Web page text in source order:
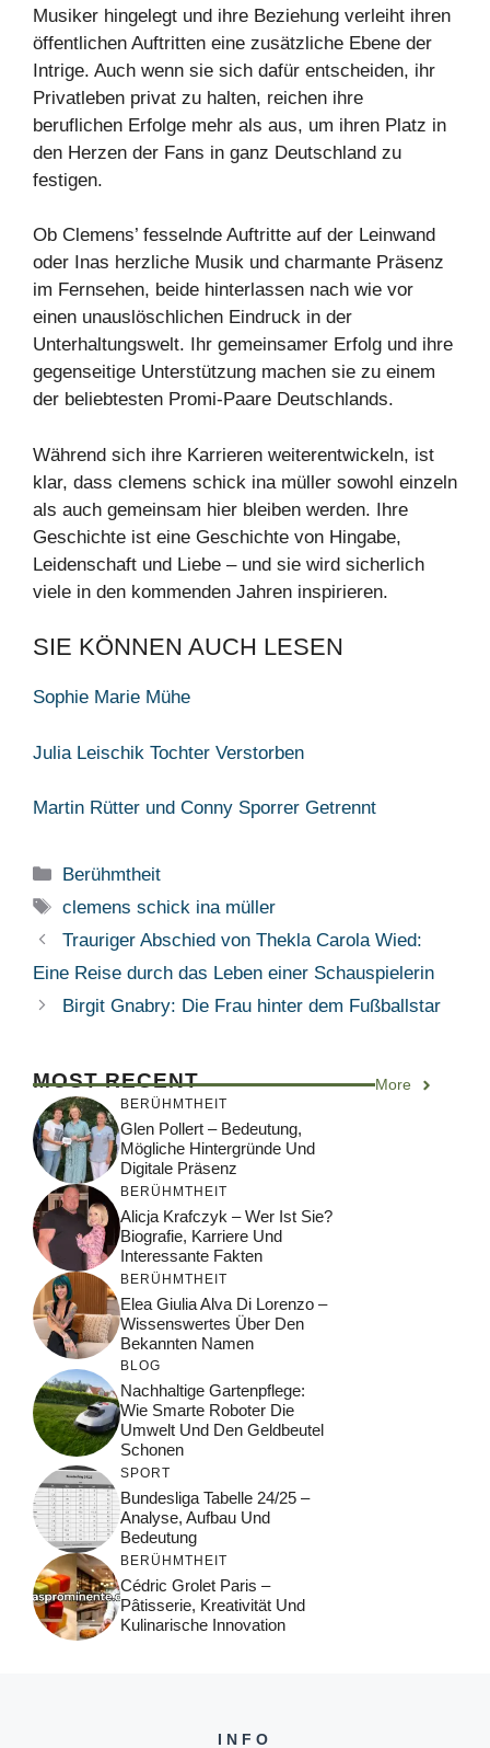
Musiker hingelegt und ihre Beziehung verleiht ihren
öffentlichen Auftritten eine zusätzliche Ebene der
Intrige. Auch wenn sie sich dafür entscheiden, ihr
Privatleben privat zu halten, reichen ihre
beruflichen Erfolge mehr als aus, um ihren Platz in
den Herzen der Fans in ganz Deutschland zu
festigen.
Ob Clemens’ fesselnde Auftritte auf der Leinwand
oder Inas herzliche Musik und charmante Präsenz
im Fernsehen, beide hinterlassen nach wie vor
einen unauslöschlichen Eindruck in der
Unterhaltungswelt. Ihr gemeinsamer Erfolg und ihre
gegenseitige Unterstützung machen sie zu einem
der beliebtesten Promi-Paare Deutschlands.
Während sich ihre Karrieren weiterentwickeln, ist
klar, dass clemens schick ina müller sowohl einzeln
als auch gemeinsam hier bleiben werden. Ihre
Geschichte ist eine Geschichte von Hingabe,
Leidenschaft und Liebe – und sie wird sicherlich
viele in den kommenden Jahren inspirieren.
SIE KÖNNEN AUCH LESEN
Sophie Marie Mühe
Julia Leischik Tochter Verstorben
Martin Rütter und Conny Sporrer Getrennt
Categories
Berühmtheit
Tags
clemens schick ina müller
Trauriger Abschied von Thekla Carola Wied:
Eine Reise durch das Leben einer Schauspielerin
Birgit Gnabry: Die Frau hinter dem Fußballstar
MOST RECENT More
BERÜHMTHEIT
Glen Pollert – Bedeutung,
Mögliche Hintergründe Und
Digitale Präsenz
BERÜHMTHEIT
Alicja Krafczyk – Wer Ist Sie?
Biografie, Karriere Und
Interessante Fakten
BERÜHMTHEIT
Elea Giulia Alva Di Lorenzo –
Wissenswertes Über Den
Bekannten Namen
BLOG
Nachhaltige Gartenpflege:
Wie Smarte Roboter Die
Umwelt Und Den Geldbeutel
Schonen
SPORT
Bundesliga Tabelle 24/25 –
Analyse, Aufbau Und
Bedeutung
BERÜHMTHEIT
Cédric Grolet Paris –
Pâtisserie, Kreativität Und
Kulinarische Innovation
INFO